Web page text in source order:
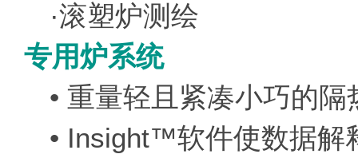
·滚塑炉测绘
专用炉系统
• 重量轻且紧凑小巧的
• Insight™软件使数据解